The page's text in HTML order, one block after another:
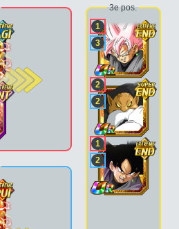
3e pos.
1
3
2
2
1
2